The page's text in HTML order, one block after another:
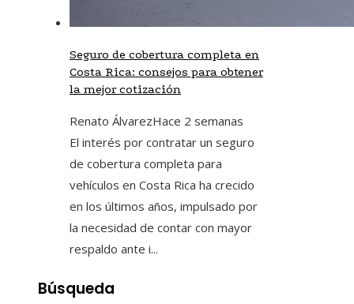
Seguro de cobertura completa en
Costa Rica: consejos para obtener
la mejor cotización
Renato ÁlvarezHace 2 semanas
El interés por contratar un seguro
de cobertura completa para
vehículos en Costa Rica ha crecido
en los últimos años, impulsado por
la necesidad de contar con mayor
respaldo ante i...
Búsqueda